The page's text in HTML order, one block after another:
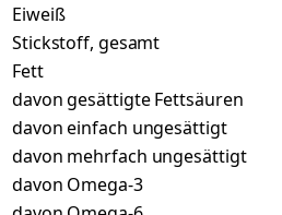
Eiweiß
Stickstoff, gesamt
Fett
davon gesättigte Fettsäuren
davon einfach ungesättigt
davon mehrfach ungesättigt
davon Omega-3